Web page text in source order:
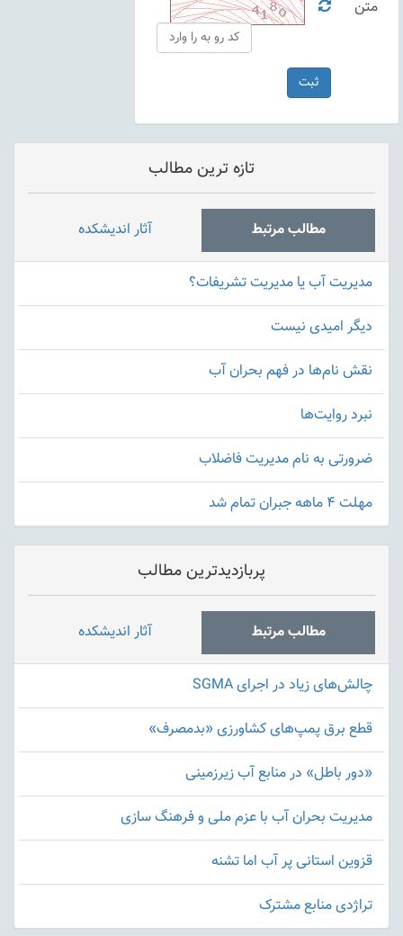
متن
تازه ترین مطالب
مطالب مرتبط آثار اندیشکده
مدیریت آب یا مدیریت تشریفات؟
دیگر امیدی نیست
نقش نام‌ها در فهم بحران آب
نبرد روایت‌ها
ضرورتی به نام مدیریت فاضلاب
مهلت ۴ ماهه جبران تمام شد
پربازدیدترین مطالب
مطالب مرتبط آثار اندیشکده
چالش‌های زیاد در اجرای SGMA
قطع برق پمپ‌های کشاورزی «بدمصرف»
«دور باطل» در منابع آب زیرزمینی
مدیریت بحران آب با عزم ملی و فرهنگ سازی
قزوین استانی پر آب اما تشنه
تراژدی منابع مشترک